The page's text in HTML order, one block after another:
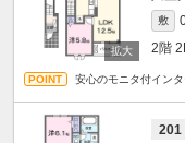
敷
2階
安心のモニタ付イン
201